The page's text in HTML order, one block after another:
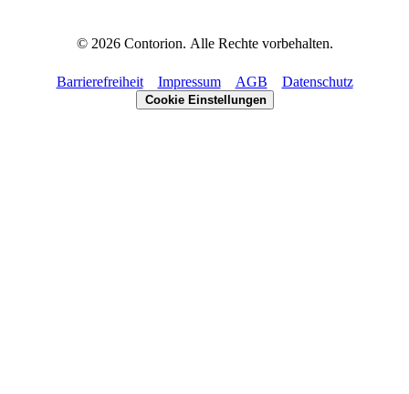
© 2026Contorion. Alle Rechte vorbehalten.
Barrierefreiheit Impressum AGB Datenschutz
Cookie Einstellungen